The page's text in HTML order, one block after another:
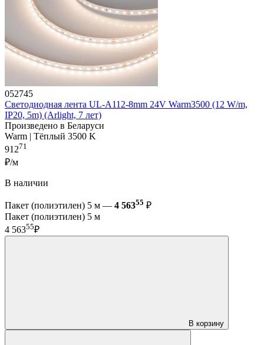
052745
Светодиодная лента UL-A112-8mm 24V Warm3500 (12 W/m,
IP20, 5m) (Arlight, 7 лет)
Произведено в Беларуси
Warm | Тёплый 3500 K
91271
₽/м
В наличии
Пакет (полиэтилен) 5 м — 4 56355 ₽
Пакет (полиэтилен) 5 м
4 56355₽
В корзину